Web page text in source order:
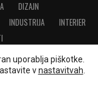
DIZAJN
INDUSTRIJA
INTERIER
uporablja piškotke.
vnastavitvah